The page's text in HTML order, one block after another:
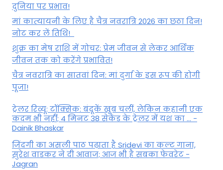
दुनिया पर प्रभाव!
मां कात्‍यायनी के लिए है चैत्र नवरात्रि 2026 का छठा दिन!
नोट कर लें तिथि!
शुक्र का मेष राशि में गोचर: प्रेम जीवन से लेकर आर्थिक
जीवन तक को करेंगे प्रभावित!
चैत्र नवरात्रि का सातवां दिन: मां दुर्गा के इस रूप की होगी
पूजा!
ट्रेलर रिव्यू: टॉक्सिक: बंदूकें खूब चलीं, लेकिन कहानी एक
कदम भी नहीं; 4 मिनट 38 सेकेंड के ट्रेलर में यश का ... -
Dainik Bhaskar
जिंदगी का असली पाठ पढ़ाता है Sridevi का कल्ट गाना,
सुरेश वाडकर ने दी आवाज; आज भी है सबका फेवरेट -
Jagran